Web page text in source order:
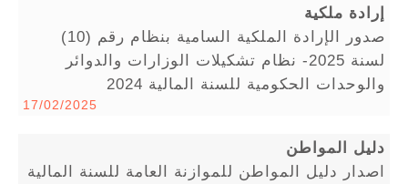
إرادة ملكية
صدور الإرادة الملكية السامية بنظام رقم (10)
لسنة 2025- نظام تشكيلات الوزارات والدوائر
والوحدات الحكومية للسنة المالية 2024
17/02/2025
دليل المواطن
اصدار دليل المواطن للموازنة العامة للسنة المالية